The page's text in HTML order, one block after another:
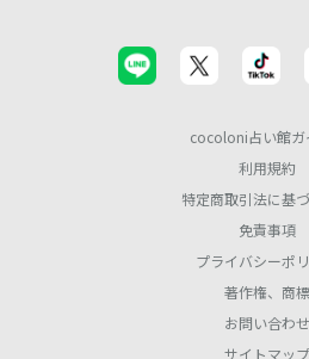
cocoloni占い館ガ
利用規約
特定商取引法に基
免責事項
プライバシーポ
著作権、商標
お問い合わせ
サイトマップ